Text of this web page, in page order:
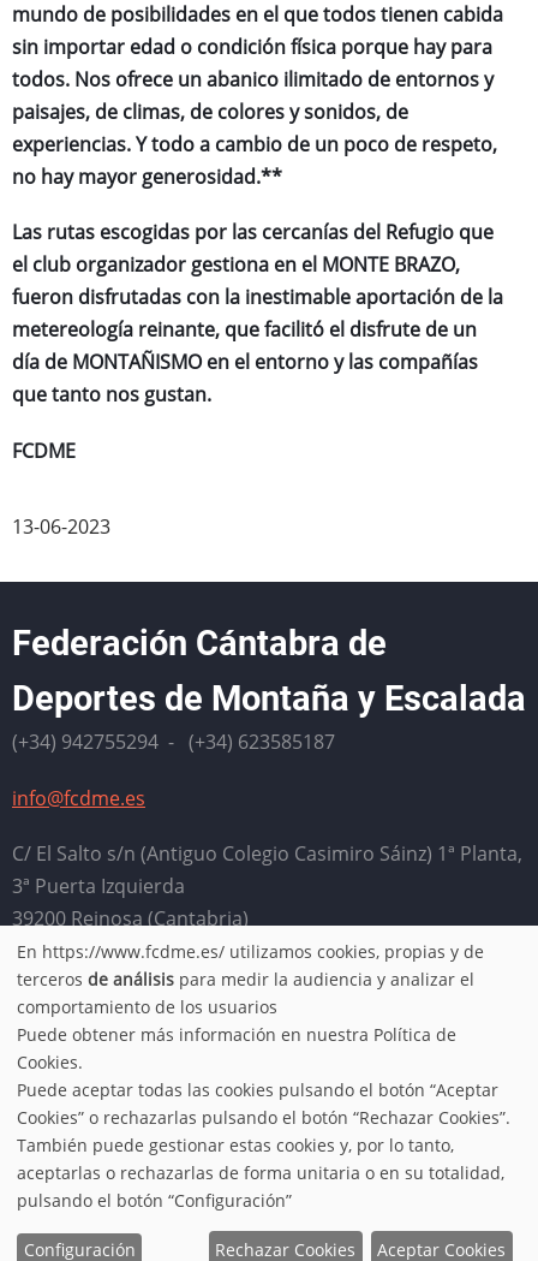
mundo de posibilidades en el que todos tienen cabida
sin importar edad o condición física porque hay para
todos. Nos ofrece un abanico ilimitado de entornos y
paisajes, de climas, de colores y sonidos, de
experiencias. Y todo a cambio de un poco de respeto,
no hay mayor generosidad.**
Las rutas escogidas por las cercanías del Refugio que
el club organizador gestiona en el MONTE BRAZO,
fueron disfrutadas con la inestimable aportación de la
metereología reinante, que facilitó el disfrute de un
día de MONTAÑISMO en el entorno y las compañías
que tanto nos gustan.
FCDME
13-06-2023
Federación Cántabra de
Deportes de Montaña y Escalada
(+34) 942755294 - (+34) 623585187
info@fcdme.es
C/ El Salto s/n (Antiguo Colegio Casimiro Sáinz) 1ª Planta,
3ª Puerta Izquierda
39200 Reinosa (Cantabria)
Horario: Lunes, miércoles, jueves y viernes de 9:00 a
13:00. Martes de 16:00 a 20:00
Aviso legal
Política de cookies
© 2026 FCDME, All rights reserved.
Use
of
personal
data
and
En https://www.fcdme.es/ utilizamos cookies, propias y de
terceros de análisis para medir la audiencia y analizar el
comportamiento de los usuarios
Puede obtener más información en nuestra Política de
Cookies.
Puede aceptar todas las cookies pulsando el botón “Aceptar
Cookies” o rechazarlas pulsando el botón “Rechazar Cookies”.
También puede gestionar estas cookies y, por lo tanto,
aceptarlas o rechazarlas de forma unitaria o en su totalidad,
pulsando el botón “Configuración”
Configuración Rechazar Cookies Aceptar Cookies